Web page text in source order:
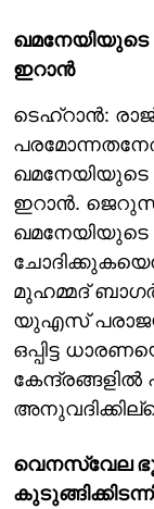
ഖമനേയിയുടെ
ഇറാൻ
ടെഹ്റാൻ:
ഖമനേയിയുടെ
ഇറാന്‍.
ഖമനേയിയുടെ
മുഹമ്മദ്
യുഎസ്
ഒപ്പിട്ട
വെനസ്വേല